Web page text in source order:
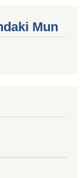
Mun